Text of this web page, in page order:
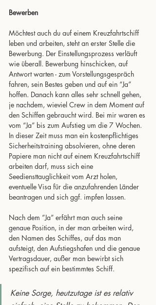
Bewerben
Möchtest auch du auf einem Kreuzfahrtschiff
leben und arbeiten, steht an erster Stelle die
Bewerbung. Der Einstellungsprozess verläuft
wie überall. Bewerbung hinschicken, auf
Antwort warten - zum Vorstellungsgespräch
fahren, sein Bestes geben und auf ein “Ja”
hoffen. Danach kann alles sehr schnell gehen,
je nachdem, wieviel Crew in dem Moment auf
den Schiffen gebraucht wird. Bei mir waren es
vom “Ja” bis zum Aufstieg um die 7 Wochen.
In dieser Zeit muss man ein kostenpflichtiges
Sicherheitstraining absolvieren, ohne deren
Papiere man nicht auf einem Kreuzfahrtschiff
arbeiten darf, muss sich eine
Seediensttauglichkeit vom Arzt holen,
eventuelle Visa für die anzufahrenden Länder
beantragen und sich ggf. impfen lassen.
Nach dem ”Ja” erfährt man auch seine
genaue Position, in der man arbeiten wird,
den Namen des Schiffes, auf das man
aufsteigt, den Aufstiegshafen und die genaue
Vertragsdauer, außer man bewirbt sich
spezifisch auf ein bestimmtes Schiff.
Keine Sorge, heutzutage ist es relativ